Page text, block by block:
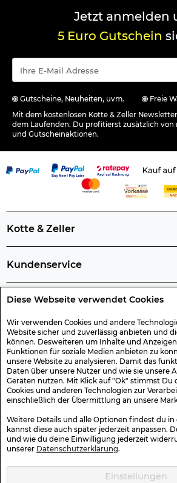
Diese Webseite verwendet Cookies
Wir verwenden Cookies und andere
Website sicher und zuverlässig anbieten und
können. Desweiteren um Inhalte und
Funktionen für soziale Medien anbieten zu
unsere Website zu analysieren. Damit das
Daten über unsere Nutzer und wie sie unsere
Geräten nutzen. Mit Klick auf "Ok" stimmst Du
Cookies und anderen Technologien zur
einschließlich der Übermittlung an unsere
Weitere Details und alle Optionen findest du in
kannst diese auch später jederzeit anpassen.
und wie du deine Einwilligung jederzeit
unserer Datenschutzerklärung.
Einstellungen
Jetzt anmelden
5 Euro Gutschein
Gutscheine, Neuheiten, uvm. Freie
Mit dem kostenlosen Kotte & Zeller
dem Laufenden. Du profitierst zusätzlich
und Gutscheinaktionen.
Kotte & Zeller
Kundenservice
Rechtliche Artikelinfos
Geschenk-Gutscheine
Versand & Rücksendung
Sicher Einkaufen